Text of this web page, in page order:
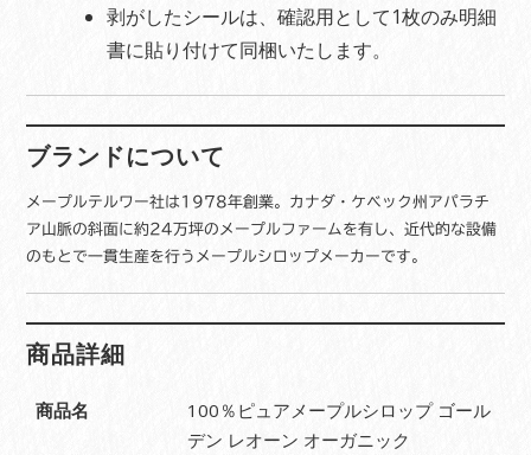
剥がしたシールは、確認用として1枚のみ明細
書に貼り付けて同梱いたします。
ブランドについて
メープルテルワー社は1978年創業。カナダ・ケベック州アパラチ
ア山脈の斜面に約24万坪のメープルファームを有し、近代的な設備
のもとで一貫生産を行うメープルシロップメーカーです。
商品詳細
商品名
100％ピュアメープルシロップ ゴール
デン レオーン オーガニック